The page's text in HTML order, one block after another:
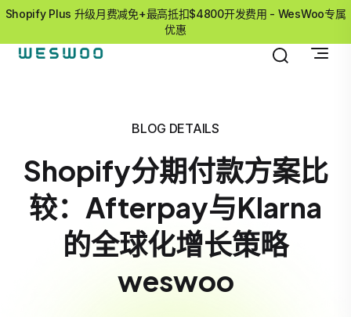
Shopify Plus 升级月费减免+最高抵扣$4800开发费用 - WesWoo专属
优惠
BLOG DETAILS
Shopify分期付款方案比
较：Afterpay与Klarna
的全球化增长策略
weswoo